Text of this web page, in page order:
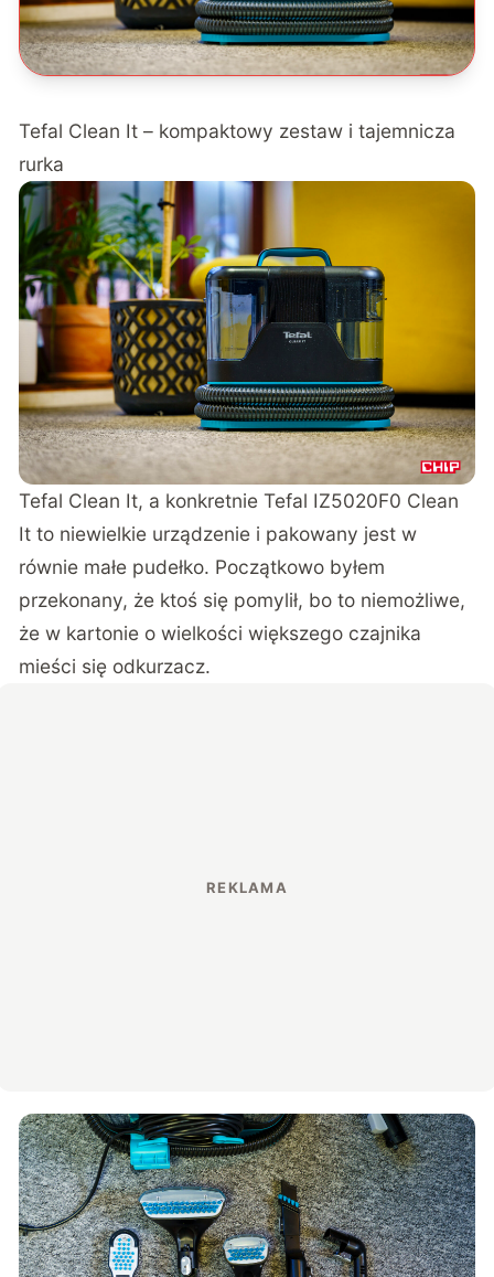
Tefal Clean It – kompaktowy zestaw i tajemnicza
rurka
Tefal Clean It, a konkretnie Tefal IZ5020F0 Clean
It to niewielkie urządzenie i pakowany jest w
równie małe pudełko. Początkowo byłem
przekonany, że ktoś się pomylił, bo to niemożliwe,
że w kartonie o wielkości większego czajnika
mieści się odkurzacz.